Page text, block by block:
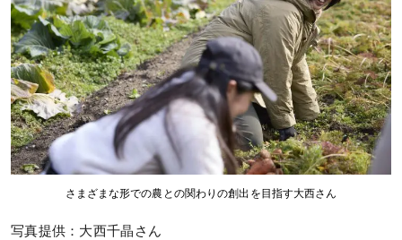
さまざまな形での農との関わりの創出を目指す大西さん
写真提供：大西千晶さん